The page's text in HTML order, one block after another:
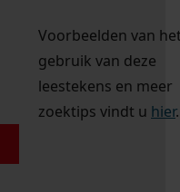
Voorbeelden van
gebruik van deze
leestekens en meer
zoektips vindt u hier.